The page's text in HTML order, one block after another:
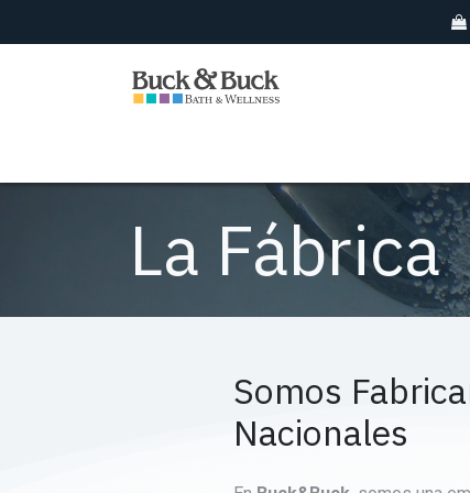
La Fábrica
Somos
Nacionales